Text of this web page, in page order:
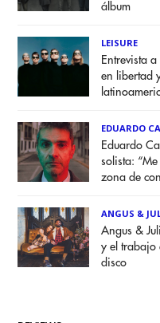
álbum
LEISURE
Entrevista
en libertad
EDUARDO
Eduardo
solista:
zona de
ANGUS &
Angus &
y el trabajo
disco